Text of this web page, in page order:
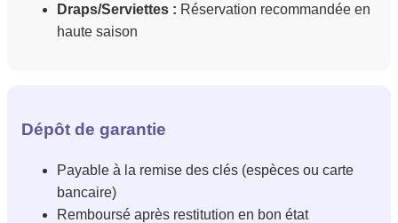
Draps/Serviettes : Réservation recommandée en
haute saison
Dépôt de garantie
Payable à la remise des clés (espèces ou carte
bancaire)
Remboursé après restitution en bon état